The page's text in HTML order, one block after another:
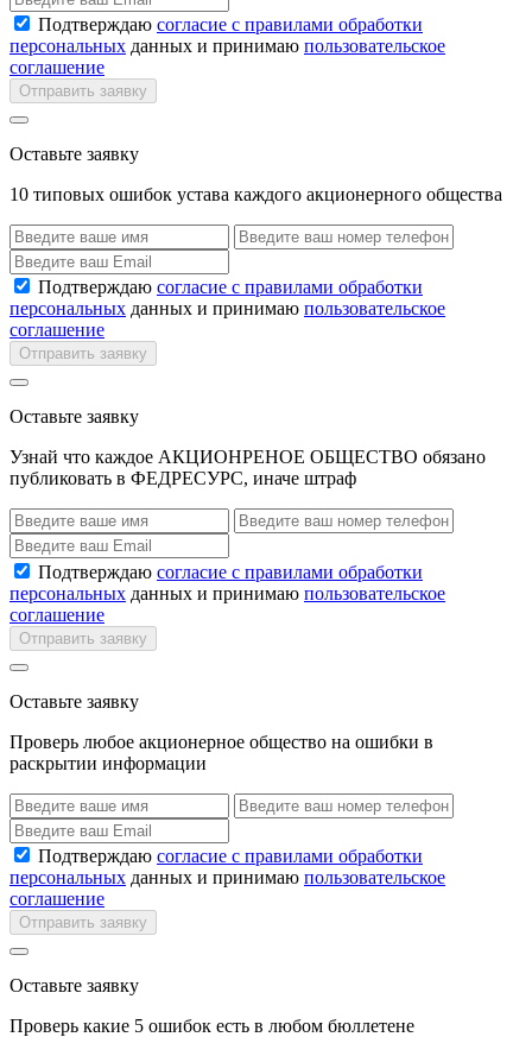
Подтверждаю согласие с правилами обработки
персональных данных и принимаю пользовательское
соглашение
Отправить заявку
Оставьте заявку
10 типовых ошибок устава каждого акционерного общества
Подтверждаю согласие с правилами обработки
персональных данных и принимаю пользовательское
соглашение
Отправить заявку
Оставьте заявку
Узнай что каждое АКЦИОНРЕНОЕ ОБЩЕСТВО обязано
публиковать в ФЕДРЕСУРС, иначе штраф
Подтверждаю согласие с правилами обработки
персональных данных и принимаю пользовательское
соглашение
Отправить заявку
Оставьте заявку
Проверь любое акционерное общество на ошибки в
раскрытии информации
Подтверждаю согласие с правилами обработки
персональных данных и принимаю пользовательское
соглашение
Отправить заявку
Оставьте заявку
Проверь какие 5 ошибок есть в любом бюллетене